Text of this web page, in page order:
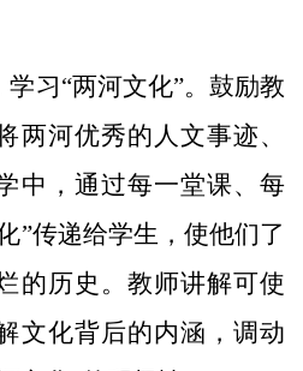
习“两河文化”。鼓励教
两河优秀的人文事迹、
中，通过每一堂课、每
”传递给学生，使他们了
的历史。教师讲解可使
文化背后的内涵，调动